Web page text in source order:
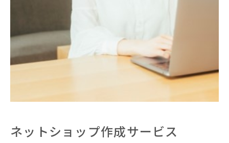
ネットショップ作成サービス